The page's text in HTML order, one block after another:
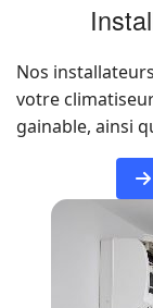
Nos
votre
gainable, ainsi